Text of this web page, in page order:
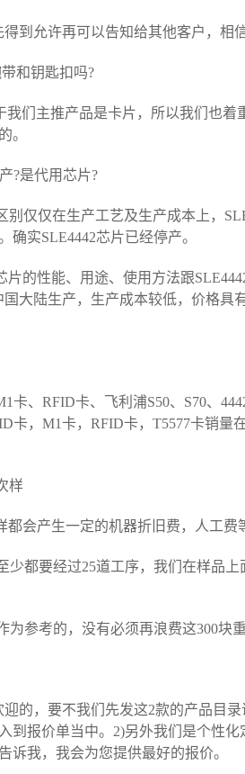
允许再可以告知给其他客户，相信
和钥匙扣吗?
主推产品是卡片，所以我们也着
。
?是代用芯片?
仅仅在生产工艺及生产成本上，
实SLE4442芯片已经停产。
性能、用途、使用方法跟
大陆生产，生产成本较低，价格具
RFID卡、飞利浦S50、S70、
卡，M1卡，RFID卡，T5577卡销
样
会产生一定的机器折旧费，人工费
要经过25道工序，我们在样品上
参考的，没有必须再浪费这300块
，要不我们先发这2款的产品目
报价单当中。2)另外我们是个性
诉我，我会为您提供最好的报价。